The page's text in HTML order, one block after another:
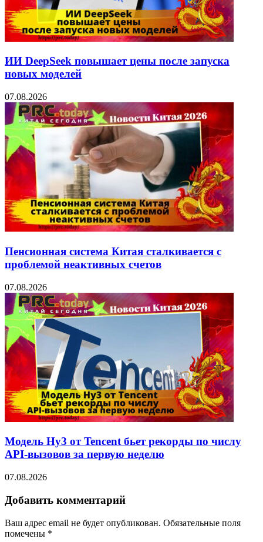
ИИ DeepSeek повышает цены после запуска
новых моделей
07.08.2026
Пенсионная система Китая сталкивается с
проблемой неактивных счетов
07.08.2026
Модель Hy3 от Tencent бьет рекорды по числу
API-вызовов за первую неделю
07.08.2026
Добавить комментарий
Ваш адрес email не будет опубликован. Обязательные поля
помечены *